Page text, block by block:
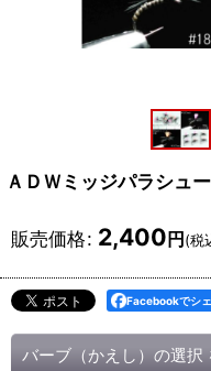
ＡＤＷミッジパラシ
販売価格: 2,400 円 (税
Facebookでシ
バーブ（かえし）の選択